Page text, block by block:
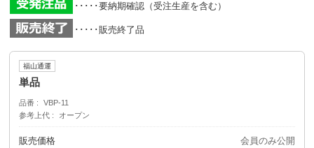
･････要納期確認（受注生産を含む）
･････販売終了品
福山通運
単品
品番
VBP-11
参考上代
オープン
販売価格 会員のみ公開